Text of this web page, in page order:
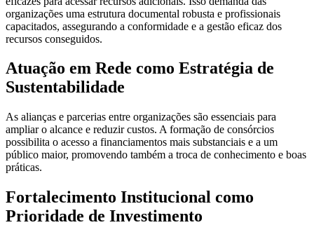
organizações uma estrutura documental robusta e profissionais
capacitados, assegurando a conformidade e a gestão eficaz dos
recursos conseguidos.
Atuação em Rede como Estratégia de
Sustentabilidade
As alianças e parcerias entre organizações são essenciais para
ampliar o alcance e reduzir custos. A formação de consórcios
possibilita o acesso a financiamentos mais substanciais e a um
público maior, promovendo também a troca de conhecimento e boas
práticas.
Fortalecimento Institucional como
Prioridade de Investimento